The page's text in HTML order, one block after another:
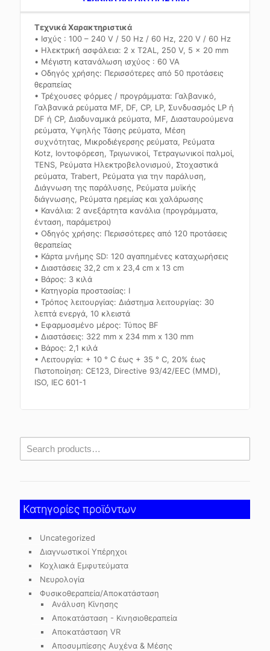
Τεχνικά Χαρακτηριστικά
• Ισχύς : 100 – 240 V / 50 Hz / 60 Hz, 220 V / 60 Hz
• Ηλεκτρική ασφάλεια: 2 x T2AL, 250 V, 5 x 20 mm
• Μέγιστη κατανάλωση ισχύος : 60 VA
• Οδηγός χρήσης: Περισσότερες από 50 προτάσεις
θεραπείας
• Τρέχουσες φόρμες / προγράμματα: Γαλβανικό,
Γαλβανικά ρεύματα MF, DF, CP, LP, Συνδυασμός LP ή
DF ή CP, Διαδυναμικά ρεύματα, MF, Διασταυρούμενα
ρεύματα, Υψηλής Τάσης ρεύματα, Μέση
συχνότητας, Μικροδιέγερσης ρεύματα, Ρεύματα
Kotz, Ιοντοφόρεση, Τριγωνικοί, Τετραγωνικοί παλμοί,
TENS, Ρεύματα Ηλεκτροβελονισμού, Στοχαστικά
ρεύματα, Trabert, Ρεύματα για την παράλυση,
Διάγνωση της παράλυσης, Ρεύματα μυϊκής
διάγνωσης, Ρεύματα ηρεμίας και χαλάρωσης
• Κανάλια: 2 ανεξάρτητα κανάλια (προγράμματα,
ένταση, παράμετροι)
• Οδηγός χρήσης: Περισσότερες από 120 προτάσεις
θεραπείας
• Κάρτα μνήμης SD: 120 αγαπημένες καταχωρήσεις
• Διαστάσεις 32,2 cm x 23,4 cm x 13 cm
• Βάρος: 3 κιλά
• Κατηγορία προστασίας: Ι
• Τρόπος λειτουργίας: Διάστημα λειτουργίας: 30
λεπτά ενεργά, 10 κλειστά
• Εφαρμοσμένο μέρος: Τύπος BF
• Διαστάσεις: 322 mm x 234 mm x 130 mm
• Βάρος: 2,1 κιλά
• Λειτουργία: + 10 ° C έως + 35 ° C, 20% έως
Πιστοποίηση: CE123, Directive 93/42/EEC (MMD),
ISO, IEC 601-1
Κατηγορίες προϊόντων
Uncategorized
Διαγνωστικοί Υπέρηχοι
Κοχλιακά Εμφυτεύματα
Νευρολογία
Φυσικοθεραπεία/Αποκατάσταση
Ανάλυση Κίνησης
Αποκατάσταση - Κινησιοθεραπεία
Αποκατάσταση VR
Αποσυμπίεσης Αυχένα & Μέσης